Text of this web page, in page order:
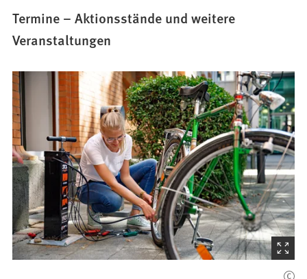
Termine – Aktionsstände und weitere
Veranstaltungen
(Startet
den